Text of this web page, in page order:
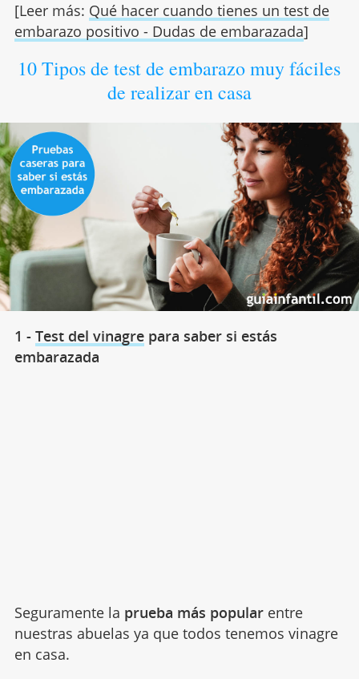
[Leer más: Qué hacer cuando tienes un test de
embarazo positivo - Dudas de embarazada]
10 Tipos de test de embarazo muy fáciles
de realizar en casa
1 - Test del vinagrepara saber si estás
embarazada
Seguramente la prueba más popular entre
nuestras abuelas ya que todos tenemos vinagre
en casa.